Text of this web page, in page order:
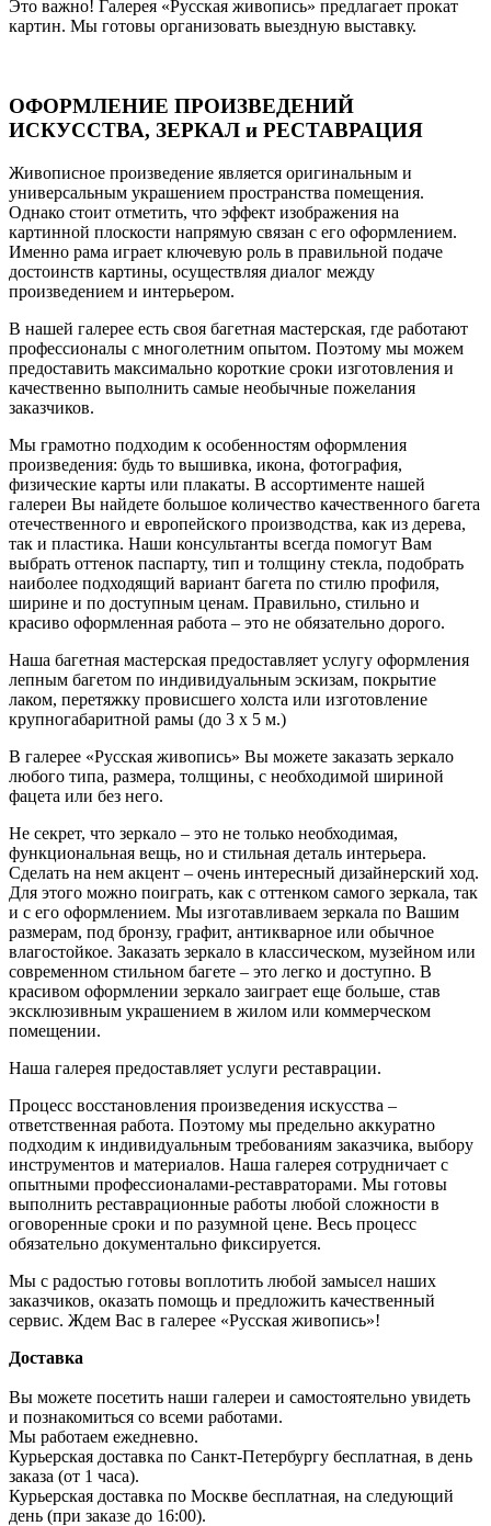
Это важно! Галерея «Русская живопись» предлагает прокат
картин. Мы готовы организовать выездную выставку.
ОФОРМЛЕНИЕ ПРОИЗВЕДЕНИЙ
ИСКУССТВА, ЗЕРКАЛ и РЕСТАВРАЦИЯ
Живописное произведение является оригинальным и
универсальным украшением пространства помещения.
Однако стоит отметить, что эффект изображения на
картинной плоскости напрямую связан с его оформлением.
Именно рама играет ключевую роль в правильной подаче
достоинств картины, осуществляя диалог между
произведением и интерьером.
В нашей галерее есть своя багетная мастерская, где работают
профессионалы с многолетним опытом. Поэтому мы можем
предоставить максимально короткие сроки изготовления и
качественно выполнить самые необычные пожелания
заказчиков.
Мы грамотно подходим к особенностям оформления
произведения: будь то вышивка, икона, фотография,
физические карты или плакаты. В ассортименте нашей
галереи Вы найдете большое количество качественного багета
отечественного и европейского производства, как из дерева,
так и пластика. Наши консультанты всегда помогут Вам
выбрать оттенок паспарту, тип и толщину стекла, подобрать
наиболее подходящий вариант багета по стилю профиля,
ширине и по доступным ценам. Правильно, стильно и
красиво оформленная работа – это не обязательно дорого.
Наша багетная мастерская предоставляет услугу оформления
лепным багетом по индивидуальным эскизам, покрытие
лаком, перетяжку провисшего холста или изготовление
крупногабаритной рамы (до 3 х 5 м.)
В галерее «Русская живопись» Вы можете заказать зеркало
любого типа, размера, толщины, с необходимой шириной
фацета или без него.
Не секрет, что зеркало – это не только необходимая,
функциональная вещь, но и стильная деталь интерьера.
Сделать на нем акцент – очень интересный дизайнерский ход.
Для этого можно поиграть, как с оттенком самого зеркала, так
и с его оформлением. Мы изготавливаем зеркала по Вашим
размерам, под бронзу, графит, антикварное или обычное
влагостойкое. Заказать зеркало в классическом, музейном или
современном стильном багете – это легко и доступно. В
красивом оформлении зеркало заиграет еще больше, став
эксклюзивным украшением в жилом или коммерческом
помещении.
Наша галерея предоставляет услуги реставрации.
Процесс восстановления произведения искусства –
ответственная работа. Поэтому мы предельно аккуратно
подходим к индивидуальным требованиям заказчика, выбору
инструментов и материалов. Наша галерея сотрудничает с
опытными профессионалами-реставраторами. Мы готовы
выполнить реставрационные работы любой сложности в
оговоренные сроки и по разумной цене. Весь процесс
обязательно документально фиксируется.
Мы с радостью готовы воплотить любой замысел наших
заказчиков, оказать помощь и предложить качественный
сервис. Ждем Вас в галерее «Русская живопись»!
Доставка
Вы можете посетить наши галереи и самостоятельно увидеть
и познакомиться со всеми работами.
Мы работаем ежедневно.
Курьерская доставка по Санкт-Петербургу бесплатная, в день
заказа (от 1 часа).
Курьерская доставка по Москве бесплатная, на следующий
день (при заказе до 16:00).